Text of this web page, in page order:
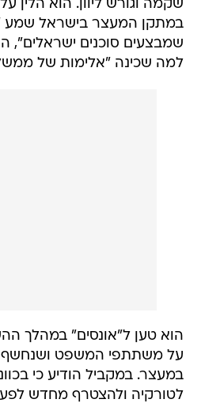
שקמה וגורש ליוון. הוא הלין
במתקן המעצר בישראל שמע
שמבצעים סוכנים ישראלים",
למה שכינה "אלימות של
הוא טען ל"אונסים" במהלך
על משתתפי המשפט ושנחשף
במעצר. במקביל הודיע כי
לטורקיה ולהצטרף מחדש